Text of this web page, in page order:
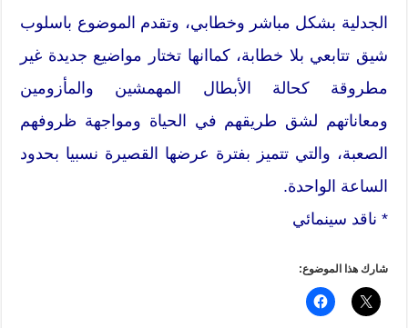
الجدلية بشكل مباشر وخطابي، وتقدم الموضوع باسلوب
شيق تتابعي بلا خطابة، كماانها تختار مواضيع جديدة غير
مطروقة كحالة الأبطال المهمشين والمأزومين
ومعاناتهم لشق طريقهم في الحياة ومواجهة ظروفهم
الصعبة، والتي تتميز بفترة عرضها القصيرة نسبيا بحدود
الساعة الواحدة.
* ناقد سينمائي
شارك هذا الموضوع: